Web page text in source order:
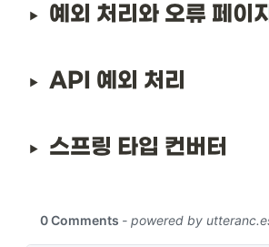
예외 처리와 오류 페이지
API 예외 처리
스프링 타입 컨버터